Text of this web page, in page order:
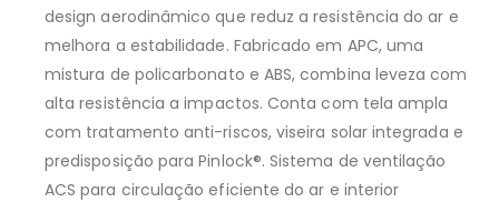
design aerodinâmico que reduz a resistência do ar e
melhora a estabilidade. Fabricado em APC, uma
mistura de policarbonato e ABS, combina leveza com
alta resistência a impactos. Conta com tela ampla
com tratamento anti-riscos, viseira solar integrada e
predisposição para Pinlock®. Sistema de ventilação
ACS para circulação eficiente do ar e interior